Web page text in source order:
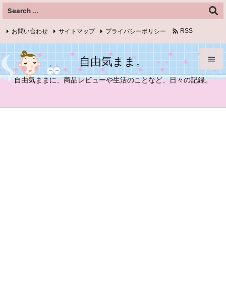
自由気まま。
自由気ままに、商品レビューや生活のことなど、日々の記録。



お問い合わせ サイトマップ プライバシーポリシー  RSS
Feedly